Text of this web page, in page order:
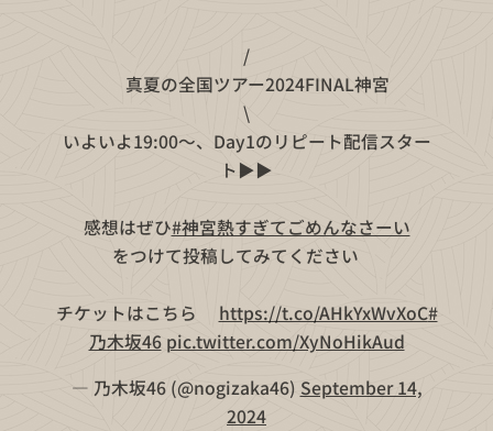
/
📣真夏の全国ツアー2024FINAL神宮
\
いよいよ19:00〜、Day1のリピート配信スター
ト▶️▶️
感想はぜひ#神宮熱すぎてごめんなさーい
をつけて投稿してみてください😎
チケットはこちら💁‍♀️ https://t.co/AHkYxWvXoC#
乃木坂46 pic.twitter.com/XyNoHikAud
— 乃木坂46 (@nogizaka46) September 14,
2024